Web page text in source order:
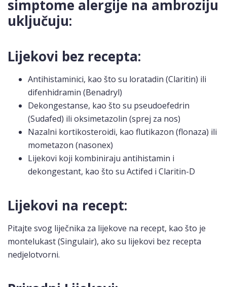
simptome alergije na ambroziju
uključuju:
Lijekovi bez recepta:
Antihistaminici, kao što su loratadin (Claritin) ili
difenhidramin (Benadryl)
Dekongestanse, kao što su pseudoefedrin
(Sudafed) ili oksimetazolin (sprej za nos)
Nazalni kortikosteroidi, kao flutikazon (flonaza) ili
mometazon (nasonex)
Lijekovi koji kombiniraju antihistamin i
dekongestant, kao što su Actifed i Claritin-D
Lijekovi na recept:
Pitajte svog liječnika za lijekove na recept, kao što je
montelukast (Singulair), ako su lijekovi bez recepta
nedjelotvorni.